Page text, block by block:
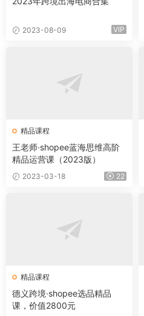
2023-08-09 VIP
精品课程
王老师·shopee蓝海思维高阶
精品运营课（2023版）
2023-03-18 22
精品课程
德义跨境·shopee选品精品
课，价值2800元